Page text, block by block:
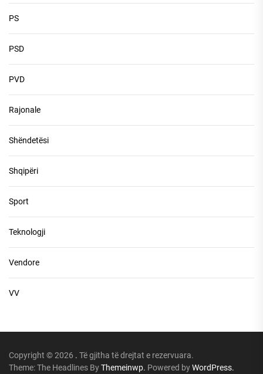
PS
PSD
PVD
Rajonale
Shëndetësi
Shqipëri
Sport
Teknologji
Vendore
VV
Copyright © 2026 . Të gjitha të drejtat e rezervuara.
Theme: The Headlines ByThemeinwp. Powered byWordPress.